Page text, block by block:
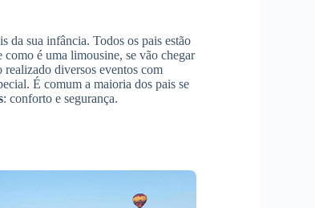
da sua infância. Todos os pais estão
como é uma limousine, se vão chegar
diversos eventos com
É comum a maioria dos pais se
: conforto e segurança.